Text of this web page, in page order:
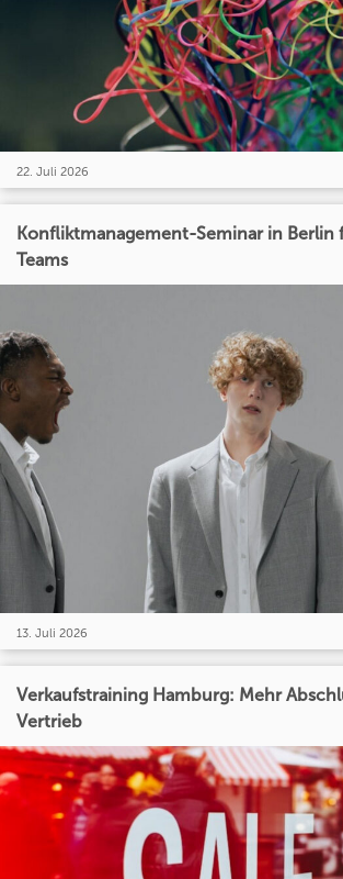
22. Juli 2026
Konfliktmanagement-Seminar in Berlin
Teams
13. Juli 2026
Verkaufstraining Hamburg: Mehr
Vertrieb